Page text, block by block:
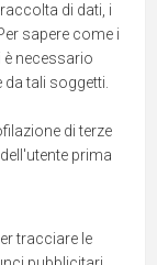
di dati, i
sapere come i
è necessario
tali soggetti.
di terze
prima
tracciare le